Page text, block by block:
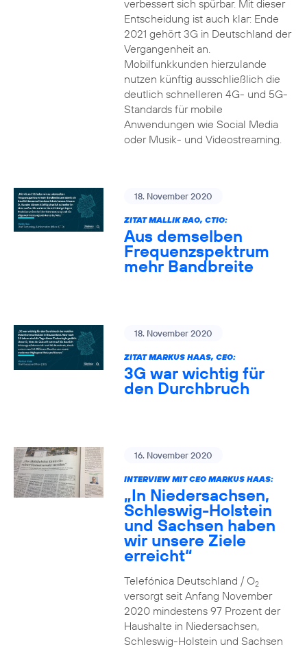
verbessert sich spürbar. Mit dieser
Entscheidung ist auch klar: Ende
2021 gehört 3G in Deutschland der
Vergangenheit an.
Mobilfunkkunden hierzulande
nutzen künftig ausschließlich die
deutlich schnelleren 4G- und 5G-
Standards für mobile
Anwendungen wie Social Media
oder Musik- und Videostreaming.
18. November 2020
ZITAT MALLIK RAO, CTIO:
Aus demselben
Frequenzspektrum
mehr Bandbreite
18. November 2020
ZITAT MARKUS HAAS, CEO:
3G war wichtig für
den Durchbruch
16. November 2020
INTERVIEW MIT CEO MARKUS HAAS:
„In Niedersachsen,
Schleswig-Holstein
und Sachsen haben
wir unsere Ziele
erreicht“
Telefónica Deutschland / O2
versorgt seit Anfang November
2020 mindestens 97 Prozent der
Haushalte in Niedersachsen,
Schleswig-Holstein und Sachsen